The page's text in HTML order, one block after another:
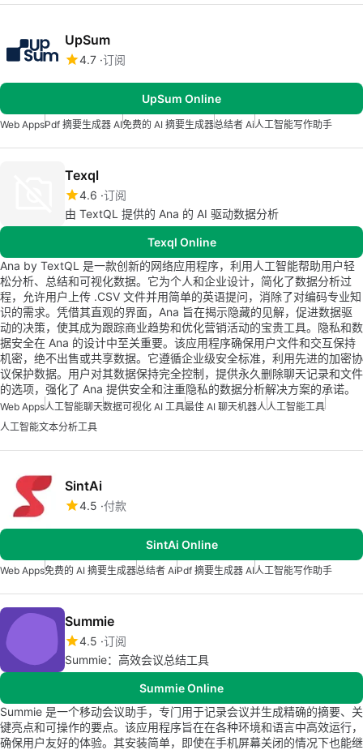
UpSum
4.7 订阅
UpSum Online
Web AppsPdf 摘要生成器 AI免费的 AI 摘要生成器总结者 Ai人工智能写作助手
Texql
4.6 订阅
由 TextQL 提供的 Ana 的 AI 驱动数据分析
Texql Online
Ana by TextQL 是一款创新的网络应用程序，利用人工智能帮助用户轻
松分析、总结和可视化数据。它为个人和企业设计，简化了数据分析过
程，允许用户上传 .CSV 文件并用简单的英语提问，消除了对编码专业知
识的需求。凭借其直观的界面，Ana 旨在揭示隐藏的见解，促进数据驱
动的决策，使其成为跟踪商业趋势和优化营销活动的宝贵工具。隐私和数
据安全在 Ana 的设计中至关重要。该应用程序确保用户文件和交互保持
机密，绝不出售或共享数据。它遵循企业级安全标准，利用先进的加密协
议保护数据。用户对其数据保持完全控制，提供永久删除聊天记录和文件
的选项，强化了 Ana 提供安全和注重隐私的数据分析解决方案的承诺。
Web Apps人工智能聊天数据可视化 AI 工具最佳 AI 聊天机器人人工智能工具
人工智能文本分析工具
SintAi
4.5 付款
SintAi Online
Web Apps免费的 AI 摘要生成器总结者 AiPdf 摘要生成器 AI人工智能写作助手
Summie
4.5 订阅
Summie：高效会议总结工具
Summie Online
Summie 是一个移动会议助手，专门用于记录会议并生成精确的摘要、关
键亮点和可操作的要点。该应用程序旨在在各种环境和语言中高效运行，
确保用户友好的体验。其安装简单，即使在手机屏幕关闭的情况下也能继